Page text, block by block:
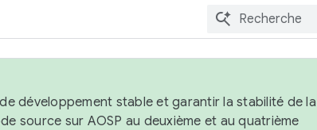
développement stable et garantir la stabilité de la
source sur AOSP au deuxième et au quatrième